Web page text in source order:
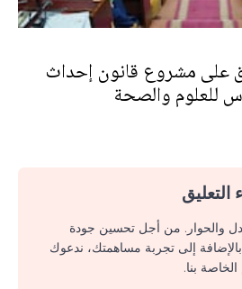
على مشروع قانون إحداث
للعلوم والصحة
والحوار. من أجل تحسين جودة
بالإضافة إلى تجربة مساهمتك، ندعوك
بنا.